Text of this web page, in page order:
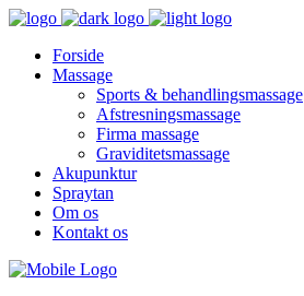
Forside
Massage
Sports & behandlingsmassage
Afstresningsmassage
Firma massage
Graviditetsmassage
Akupunktur
Spraytan
Om os
Kontakt os